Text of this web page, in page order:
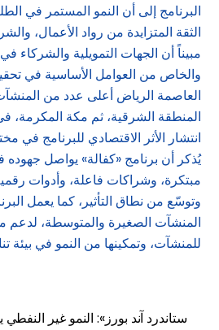
البرنامج إلى أن النمو المستمر في
الثقة المتزايدة من رواد الأعمال،
مبيناً أن الجهات التمويلية والشركاء
والخاص من العوامل الأساسية في
العاصمة الرياض أعلى عدد من المنشآت
المنطقة الشرقية، ثم مكة المكرمة،
انتشار الأثر الاقتصادي للبرنامج في
يُذكر أن برنامج «كفالة» يواصل
مبتكرة، وشراكات فاعلة، وأدوات
وتوسّع من نطاق التأثير، كما يعمل
المنشآت الصغيرة والمتوسطة، لدعم
للمنشآت، وتمكينها من النمو في بيئة